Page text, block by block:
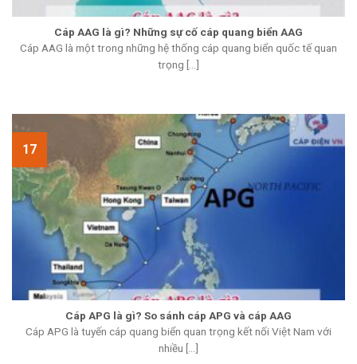
Cáp AAG là gì? Những sự cố cáp quang biển AAG
Cáp AAG là một trong những hệ thống cáp quang biển quốc tế quan
trọng [...]
Cáp APG là gì? So sánh cáp APG và cáp AAG
Cáp APG là tuyến cáp quang biển quan trọng kết nối Việt Nam với
nhiều [...]
17